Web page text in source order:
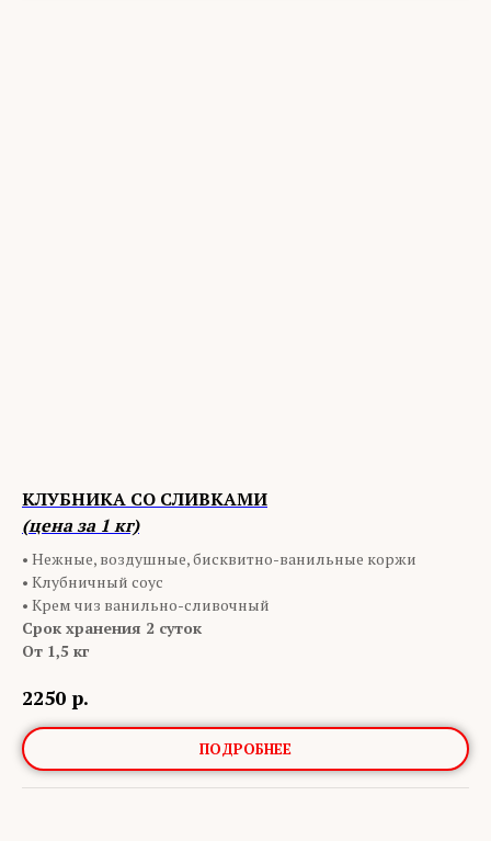
КЛУБНИКА СО СЛИВКАМИ
(цена за 1 кг)
• Нежные, воздушные, бисквитно-ванильные коржи
• Клубничный соус
• Крем чиз ванильно-сливочный
Срок хранения 2 суток
От 1,5 кг
2250 р.
ПОДРОБНЕЕ